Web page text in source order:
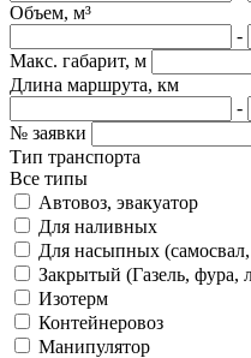
Объем, м³
-
Макс. габарит, м
Длина маршрута, км
-
№ заявки
Тип транспорта
Все типы
Автовоз, эвакуатор
Для наливных
Для насыпных (самосвал,
Закрытый (Газель, фура,
Изотерм
Контейнеровоз
Манипулятор